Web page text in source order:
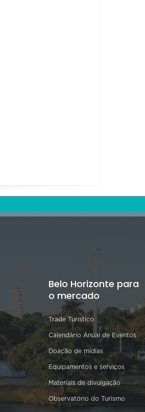
Belo Horizonte para
o mercado
Trade Turístico
Calendário Anual de Eventos
Doação de mídias
Equipamentos e serviços
Materiais de divulgação
Observatório do Turismo